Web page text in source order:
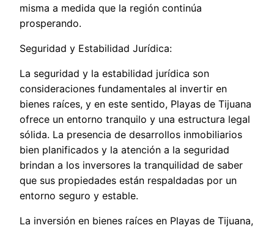
misma a medida que la región continúa
prosperando.
Seguridad y Estabilidad Jurídica:
La seguridad y la estabilidad jurídica son
consideraciones fundamentales al invertir en
bienes raíces, y en este sentido, Playas de Tijuana
ofrece un entorno tranquilo y una estructura legal
sólida. La presencia de desarrollos inmobiliarios
bien planificados y la atención a la seguridad
brindan a los inversores la tranquilidad de saber
que sus propiedades están respaldadas por un
entorno seguro y estable.
La inversión en bienes raíces en Playas de Tijuana,